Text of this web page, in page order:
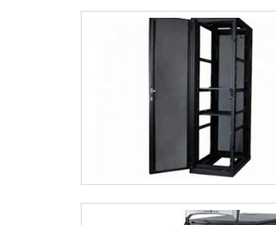
foram investidos valores consideráveis
em instalações de qualidade,
aumentando a eficiência da marca. A
Rack for Solution é uma empresa que
tem se destacado no segmento pela
idoneidade em tudo que faz, garantindo
o sucesso dos clientes de ponta a